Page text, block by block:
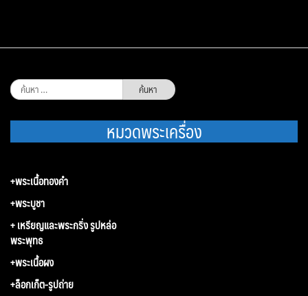
ค้นหา
สำหรับ:
หมวดพระเครื่อง
+พระเนื้อทองคำ
+พระบูชา
+ เหรียญและพระกริ่ง รูปหล่อ
พระพุทธ
+พระเนื้อผง
+ล็อกเก็ต-รูปถ่าย